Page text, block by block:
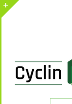
Ga
naar